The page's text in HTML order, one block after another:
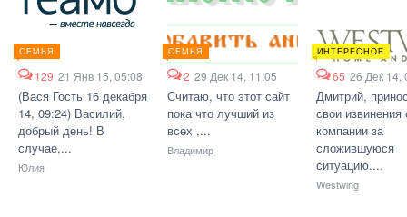
СЕМЬЯ
129 21 Янв 15, 05:08
(Вася Гость 16 декабря
14, 09:24) Василий,
добрый день! В
случае,...
Юлия
СЕМЬЯ
2 29 Дек 14, 11:05
Считаю, что этот сайт
пока что лучший из
всех ,...
Владимир
ИНТЕРЕСНОЕ
65 26 Дек 14,
Дмитрий,
свои извинения
компании за
сложившуюся
ситуацию....
Westwing